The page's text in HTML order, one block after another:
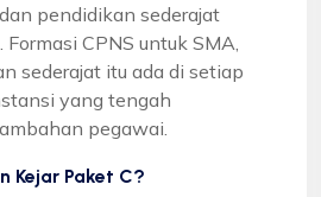
pendidikan sederajat
CPNS untuk SMA,
sederajat itu ada di setiap
yang tengah
pegawai.
Kejar Paket C?